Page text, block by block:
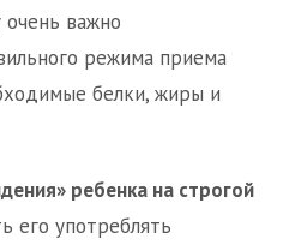
очень важно
режима приема
белки, жиры и
ребенка на строгой
его употреблять